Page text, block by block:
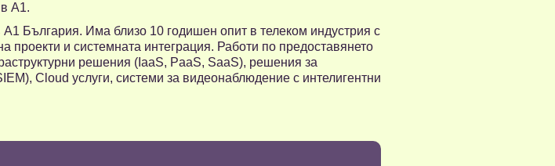
А1.
България. Има близо 10 годишен опит в телеком индустрия с
проекти и системната интеграция. Работи по предоставянето
решения (IaaS, PaaS, SaaS), решения за
Cloud услуги, системи за видeонаблюдение с интелигентни